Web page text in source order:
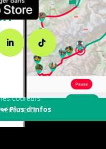
👀 Plus d'Infos
coureurs